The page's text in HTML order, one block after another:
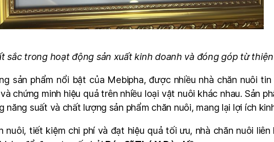
sắc trong hoạt động sản xuất kinh doanh và đóng góp từ
sản phẩm nổi bật của Mebipha, được nhiều nhà chăn nuôi
chứng minh hiệu quả trên nhiều loại vật nuôi khác nhau. Sản
suất và chất lượng sản phẩm chăn nuôi, mang lại lợi ích
tiết kiệm chi phí và đạt hiệu quả tối ưu, nhà chăn nuôi liên